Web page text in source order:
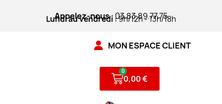
Appelez-nous: 03.83.89.77.75
Lundi au vendredi :9h/12h - 13h/18h
MON ESPACE CLIENT
0,00 €